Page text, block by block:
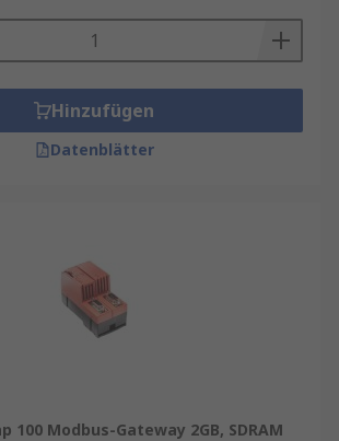
Hinzufügen
Datenblätter
100 Modbus-Gateway 2GB, SDRAM